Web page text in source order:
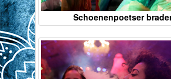
Schoenenpoetser